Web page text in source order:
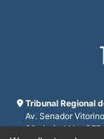
Tribunal Regional
Av. Senador
São Luís, MA -